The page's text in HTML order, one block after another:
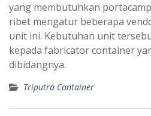
yang membutuhkan
ribet mengatur beberapa
unit ini. Kebutuhan unit
kepada fabricator container
dibidangnya.
Triputra Container